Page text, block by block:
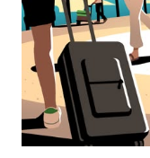
de
agenda
te
sluiten.